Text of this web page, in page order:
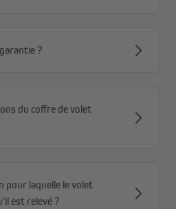
?
du coffre de volet
pour laquelle le volet
est relevé ?